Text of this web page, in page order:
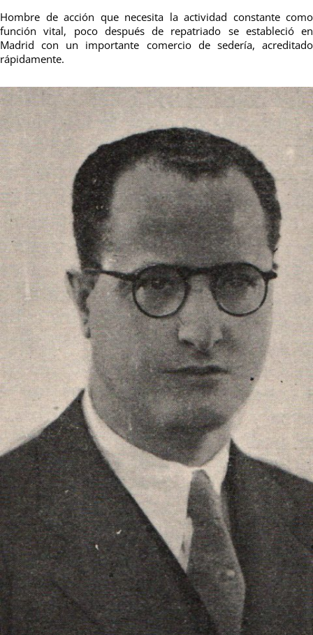
Hombre de acción que necesita la actividad constante como
función vital, poco después de repatriado se estableció en
Madrid con un importante comercio de sedería, acreditado
rápidamente.